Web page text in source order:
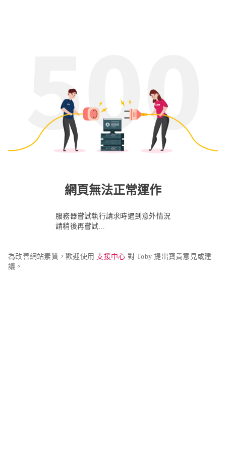
網頁無法正常運作
服務器嘗試執行請求時遇到意外情況
請稍後再嘗試...
為改善網站素質，歡迎使用 支援中心 對 Toby 提出寶貴意見或建
議。